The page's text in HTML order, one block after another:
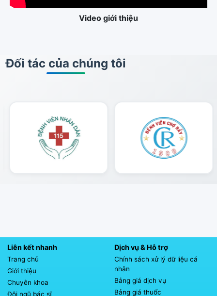
Video giới thiệu
Đối tác của chúng tôi
Liên kết nhanh
Trang chủ
Giới thiệu
Chuyên khoa
Đội ngũ bác sĩ
Dịch vụ & Hỗ trợ
Chính sách xử lý dữ liệu cá
nhân
Bảng giá dịch vụ
Bảng giá thuốc